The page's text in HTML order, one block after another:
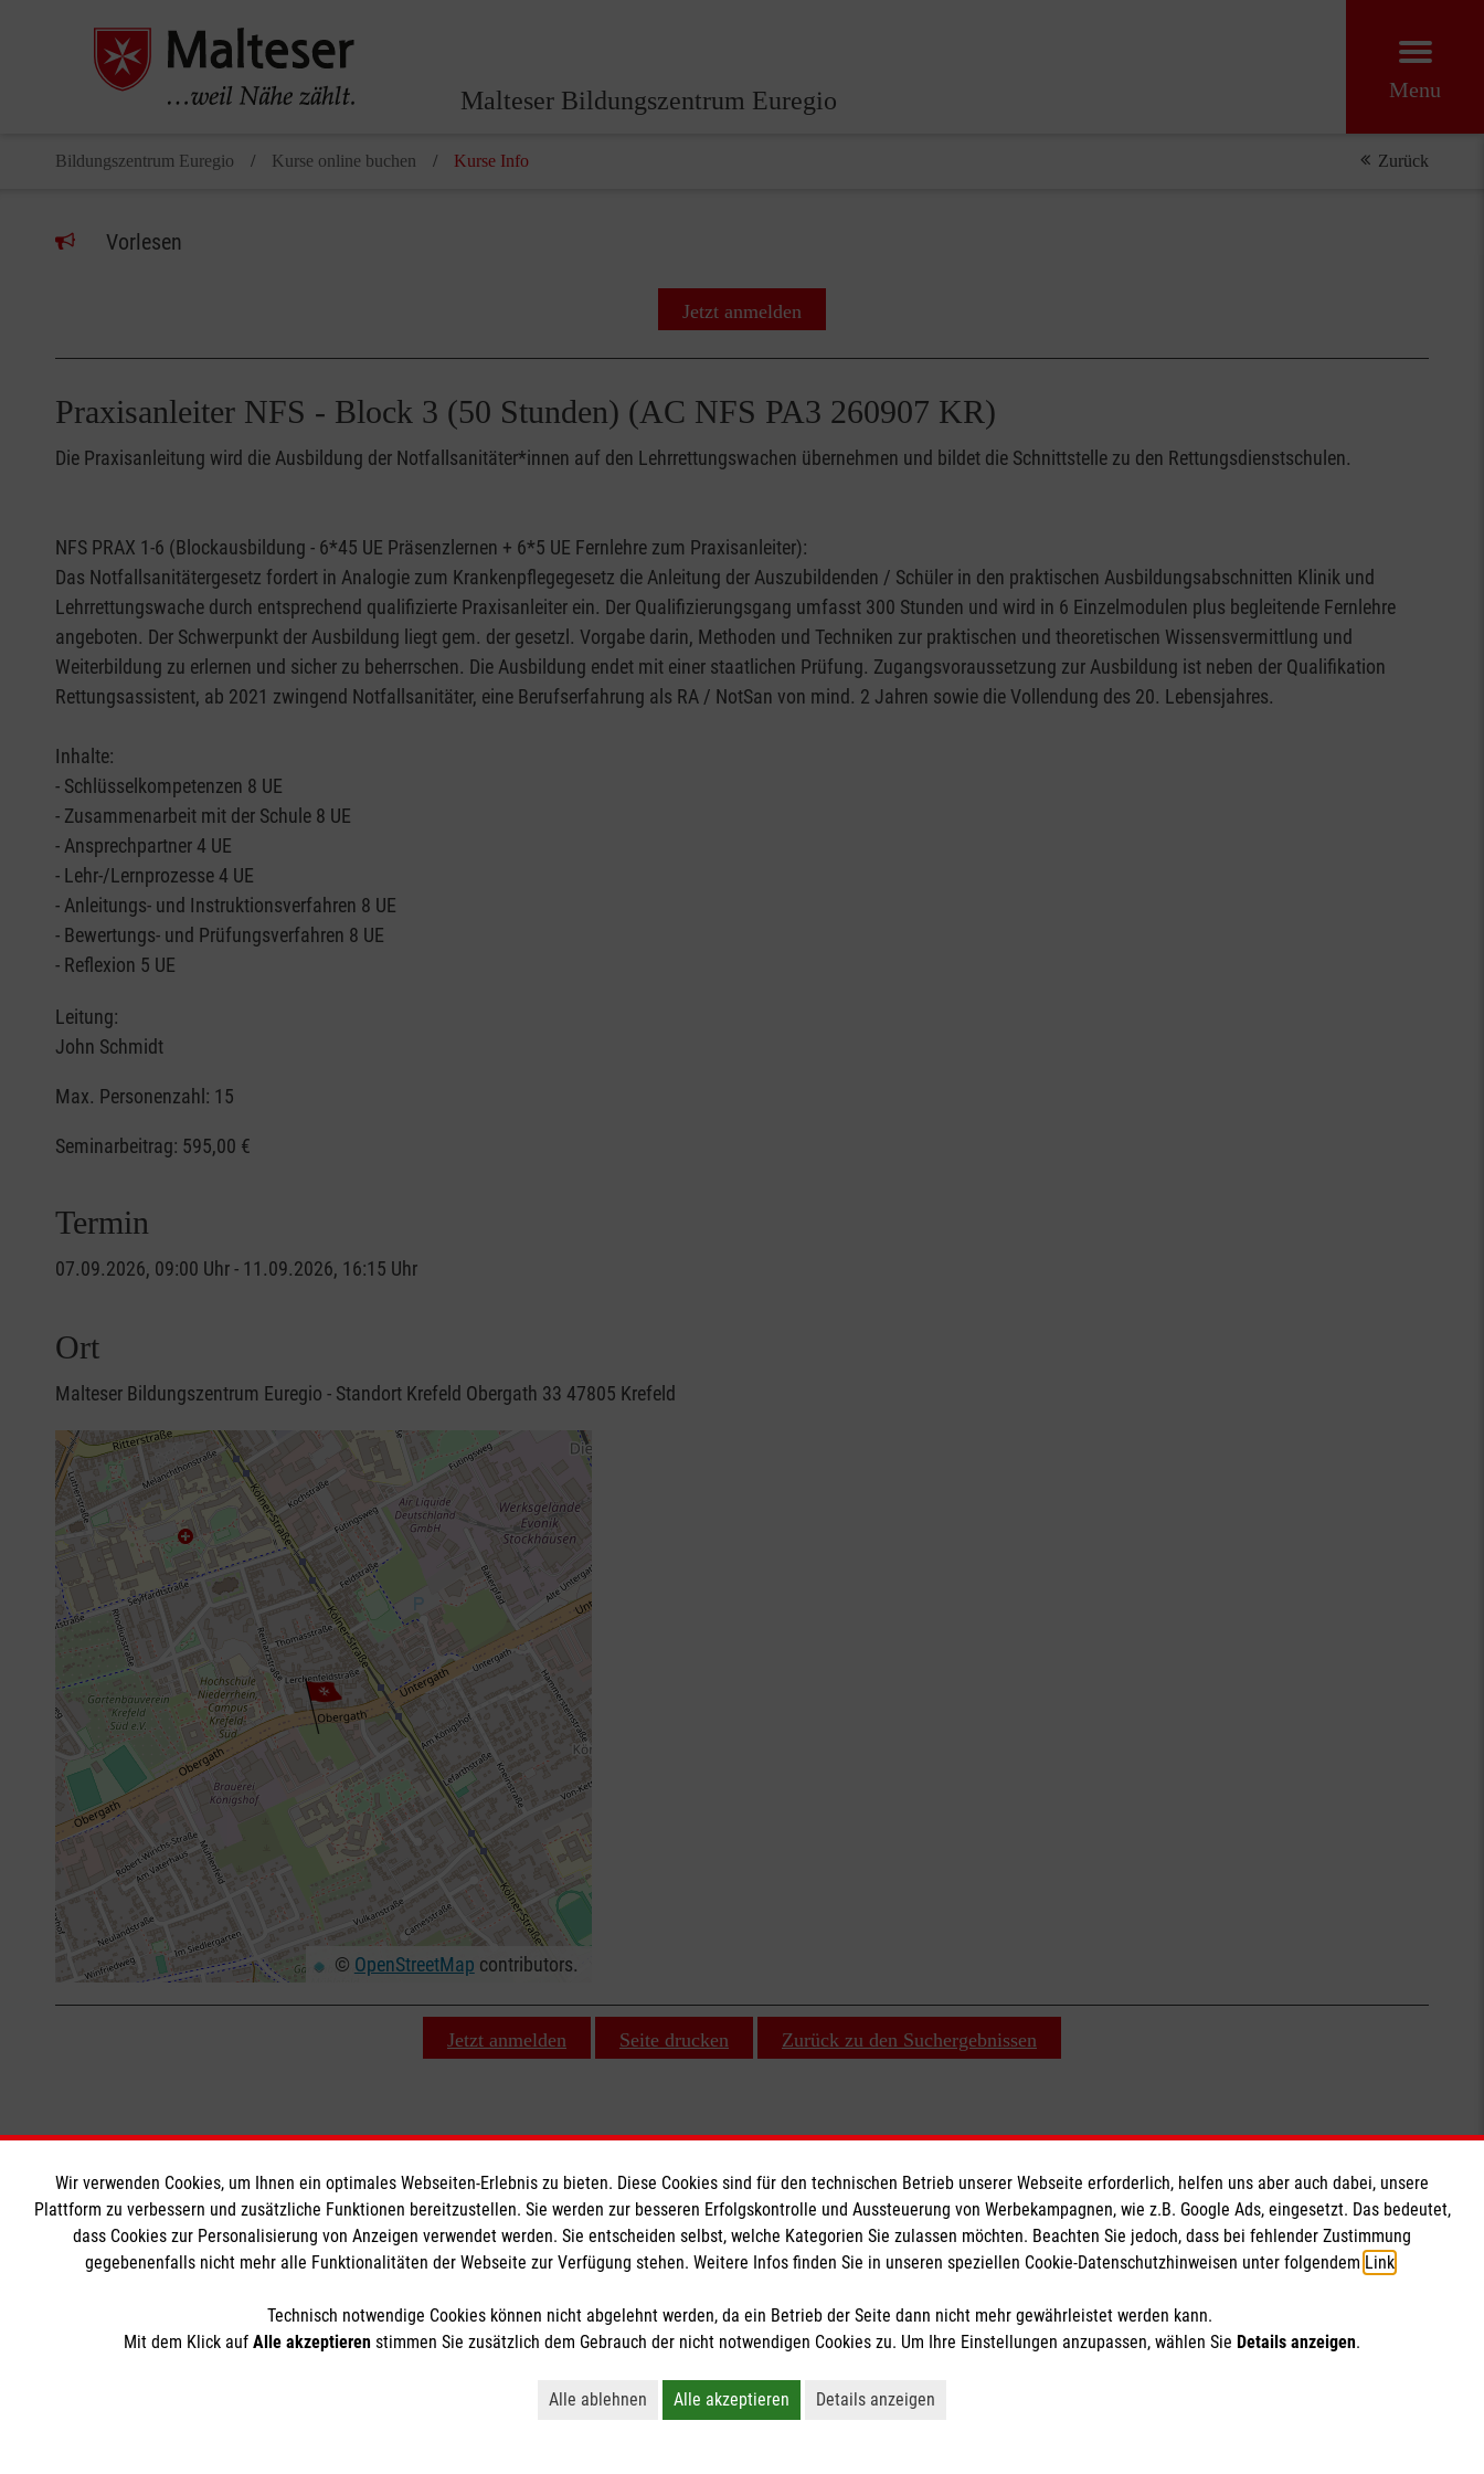
Malteser Bildungszentrum Euregio Menu
Bildungszentrum Euregio Kurse online buchen Kurse Info Zurück
Vorlesen
Jetzt anmelden
Praxisanleiter NFS - Block 3 (50 Stunden) (AC NFS PA3 260907 KR)
Die Praxisanleitung wird die Ausbildung der Notfallsanitäter*innen auf den Lehrrettungswachen übernehmen und bildet die Schnittstelle zu den Rettungsdienstschulen.
NFS PRAX 1-6 (Blockausbildung - 6*45 UE Präsenzlernen + 6*5 UE Fernlehre zum Praxisanleiter):
Das Notfallsanitätergesetz fordert in Analogie zum Krankenpflegegesetz die Anleitung der Auszubildenden / Schüler in den praktischen Ausbildungsabschnitten Klinik und
Lehrrettungswache durch entsprechend qualifizierte Praxisanleiter ein. Der Qualifizierungsgang umfasst 300 Stunden und wird in 6 Einzelmodulen plus begleitende Fernlehre
angeboten. Der Schwerpunkt der Ausbildung liegt gem. der gesetzl. Vorgabe darin, Methoden und Techniken zur praktischen und theoretischen Wissensvermittlung und
Weiterbildung zu erlernen und sicher zu beherrschen. Die Ausbildung endet mit einer staatlichen Prüfung. Zugangsvoraussetzung zur Ausbildung ist neben der Qualifikation
Rettungsassistent, ab 2021 zwingend Notfallsanitäter, eine Berufserfahrung als RA / NotSan von mind. 2 Jahren sowie die Vollendung des 20. Lebensjahres.
Inhalte:
- Schlüsselkompetenzen 8 UE
- Zusammenarbeit mit der Schule 8 UE
- Ansprechpartner 4 UE
- Lehr-/Lernprozesse 4 UE
- Anleitungs- und Instruktionsverfahren 8 UE
- Bewertungs- und Prüfungsverfahren 8 UE
- Reflexion 5 UE
Leitung:
John Schmidt
Max. Personenzahl: 15
Seminarbeitrag: 595,00 €
Termin
07.09.2026, 09:00 Uhr - 11.09.2026, 16:15 Uhr
Ort
Malteser Bildungszentrum Euregio - Standort Krefeld Obergath 33 47805 Krefeld
© OpenStreetMap contributors.
Jetzt anmelden Seite drucken Zurück zu den Suchergebnissen
MBZ Euregio
Kurse für Ärzte
Informationen
Kontakt
Datenschutz
Malteser online
Malteserorden
Malteser International
Sharepoint
Soziale Netzwerke
Der Malteser Hilfsdienst e.V. ist als eingetragene gemeinnützige Organisation von der Körperschaft- und Gewerbesteuer befreit.
Wir verwenden Cookies, um Ihnen ein optimales Webseiten-Erlebnis zu bieten. Diese Cookies sind für den technischen Betrieb unserer Webseite erforderlich, helfen uns aber auch dabei, unsere
Plattform zu verbessern und zusätzliche Funktionen bereitzustellen. Sie werden zur besseren Erfolgskontrolle und Aussteuerung von Werbekampagnen, wie z.B. Google Ads, eingesetzt. Das bedeutet,
dass Cookies zur Personalisierung von Anzeigen verwendet werden. Sie entscheiden selbst, welche Kategorien Sie zulassen möchten. Beachten Sie jedoch, dass bei fehlender Zustimmung
gegebenenfalls nicht mehr alle Funktionalitäten der Webseite zur Verfügung stehen. Weitere Infos finden Sie in unseren speziellen Cookie-Datenschutzhinweisen unter folgendem Link
Technisch notwendige Cookies können nicht abgelehnt werden, da ein Betrieb der Seite dann nicht mehr gewährleistet werden kann.
Mit dem Klick auf Alle akzeptieren stimmen Sie zusätzlich dem Gebrauch der nicht notwendigen Cookies zu. Um Ihre Einstellungen anzupassen, wählen Sie Details anzeigen.
Alle ablehnen Alle akzeptieren Details anzeigen